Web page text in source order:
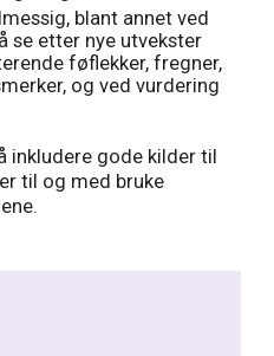
blant annet ved
se etter nye utvekster
føflekker, fregner,
og ved vurdering
inkludere gode kilder til
til og med bruke